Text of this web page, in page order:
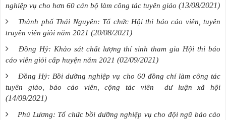
nghiệp vụ cho hơn 60 cán bộ làm công tác tuyên giáo (13/08/2021)
Thành phố Thái Nguyên: Tổ chức Hội thi báo cáo viên, tuyên
truyền viên giỏi năm 2021 (20/08/2021)
Đồng Hỷ: Khảo sát chất lượng thí sinh tham gia Hội thi báo
cáo viên giỏi cấp huyện năm 2021 (02/09/2021)
Đồng Hỷ: Bồi dưỡng nghiệp vụ cho 60 đồng chí làm công tác
tuyên giáo, báo cáo viên, cộng tác viên dư luận xã hội
(14/09/2021)
Phú Lương: Tổ chức bồi dưỡng nghiệp vụ cho đội ngũ báo cáo